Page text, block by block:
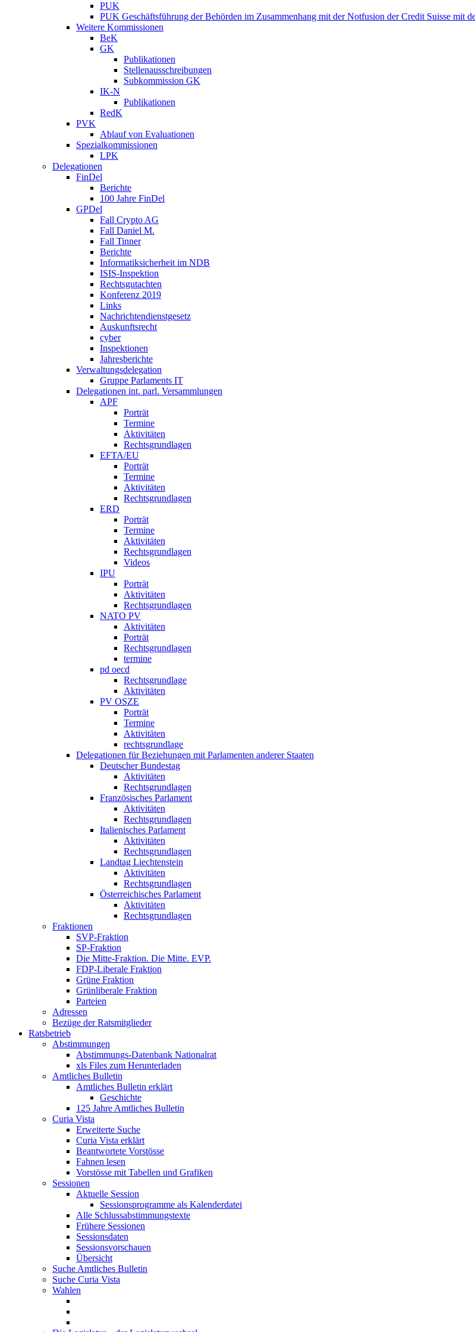
PUK
PUK Geschäftsführung der Behörden im Zusammenhang mit der Notfusion der Credit Suisse mit
Weitere Kommissionen
BeK
GK
Publikationen
Stellenausschreibungen
Subkommission GK
IK-N
Publikationen
RedK
PVK
Ablauf von Evaluationen
Spezialkommissionen
LPK
Delegationen
FinDel
Berichte
100 Jahre FinDel
GPDel
Fall Crypto AG
Fall Daniel M.
Fall Tinner
Berichte
Informatiksicherheit ­im NDB
ISIS-Inspektion
Rechtsgutachten
Konferenz 2019
Links
Nachrichtendienstgesetz
Auskunftsrecht
cyber
Inspektionen
Jahresberichte
Verwaltungsdelegation
Gruppe Parlaments IT
Delegationen int. parl. Versammlungen
APF
Porträt
Termine
Aktivitäten
Rechtsgrundlagen
EFTA/EU
Porträt
Termine
Aktivitäten
Rechtsgrundlagen
ERD
Porträt
Termine
Aktivitäten
Rechtsgrundlagen
Videos
IPU
Porträt
Aktivitäten
Rechtsgrundlagen
NATO PV
Aktivitäten
Porträt
Rechtsgrundlagen
termine
pd oecd
Rechtsgrundlage
Aktivitäten
PV OSZE
Porträt
Termine
Aktivitäten
rechtsgrundlage
Delegationen für Beziehungen mit Parlamenten anderer Staaten
Deutscher Bundestag
Aktivitäten
Rechtsgrundlagen
Französisches Parlament
Aktivitäten
Rechtsgrundlagen
Italienisches Parlament
Aktivitäten
Rechtsgrundlagen
Landtag Liechtenstein
Aktivitäten
Rechtsgrundlagen
Österreichisches Parlament
Aktivitäten
Rechtsgrundlagen
Fraktionen
SVP-Fraktion
SP-Fraktion
Die Mitte-Fraktion. Die Mitte. EVP.
FDP-Liberale Fraktion
Grüne Fraktion
Grünliberale Fraktion
Parteien
Adressen
Bezüge der Ratsmitglieder
Ratsbetrieb
Abstimmungen
Abstimmungs-Datenbank Nationalrat
xls Files zum Herunterladen
Amtliches Bulletin
Amtliches Bulletin erklärt
Geschichte
125 Jahre Amtliches Bulletin
Curia Vista
Erweiterte Suche
Curia Vista erklärt
Beantwortete Vorstösse
Fahnen lesen
Vorstösse mit Tabellen und Grafiken
Sessionen
Aktuelle Session
Sessionsprogramme als Kalenderdatei
Alle Schlussabstimmungstexte
Frühere Sessionen
Sessionsdaten
Sessionsvorschauen
Übersicht
Suche Amtliches Bulletin
Suche Curia Vista
Wahlen